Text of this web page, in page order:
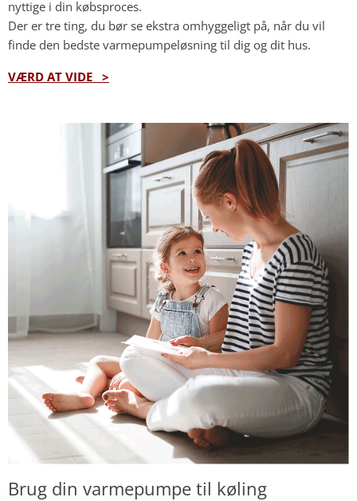
nyttige i din købsproces.
Der er tre ting, du bør se ekstra omhyggeligt på, når du vil
finde den bedste varmepumpeløsning til dig og dit hus.
VÆRD AT VIDE >
Brug din varmepumpe til køling